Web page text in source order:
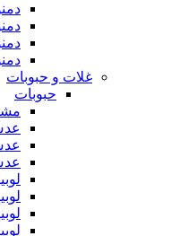
غلات و حبوبات
حبوبات